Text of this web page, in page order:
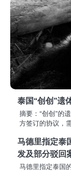
泰国“创创”遗
摘要：“创创”的
方签订的协议，
马德里指定泰
发及部分驳回
马德里指定泰国